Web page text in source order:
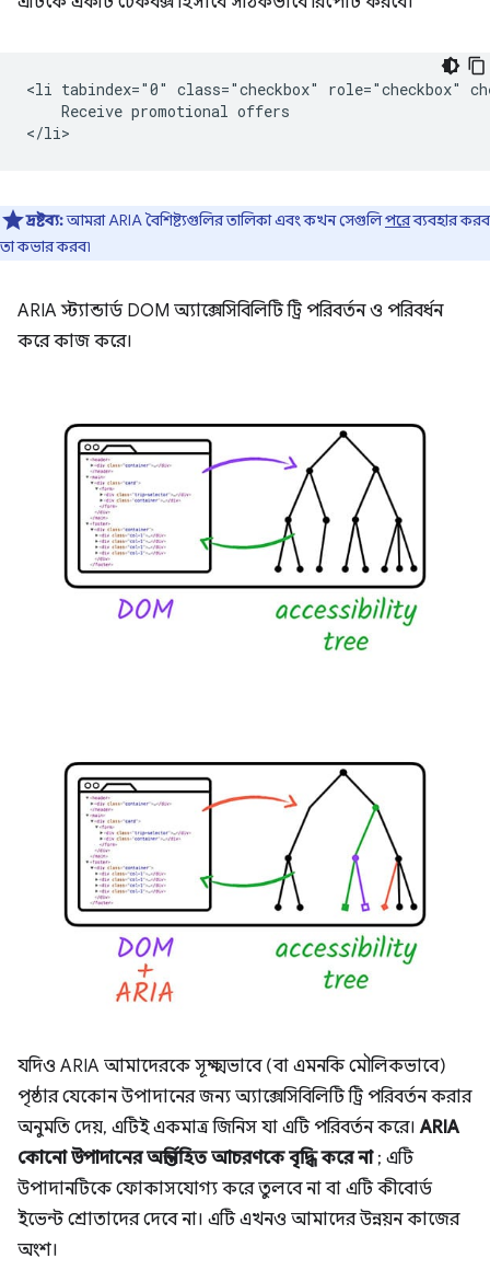
<li tabindex="0" class="checkbox" role="checkbox"
    Receive promotional offers
দ্রষ্টব্য:আমরা ARIA বৈশিষ্ট্যগুলির তালিকা এবং কখন সেগুলিপরেব্যবহার করব
তা কভার করব৷
ARIA স্ট্যান্ডার্ড DOM অ্যাক্সেসিবিলিটি ট্রি পরিবর্তন ও পরিবর্ধন
করে কাজ করে।
যদিও ARIA আমাদেরকে সূক্ষ্মভাবে (বা এমনকি মৌলিকভাবে)
পৃষ্ঠার যেকোন উপাদানের জন্য অ্যাক্সেসিবিলিটি ট্রি পরিবর্তন করার
অনুমতি দেয়, এটিই একমাত্র জিনিস যা এটি পরিবর্তন করে।ARIA
কোনো উপাদানের অন্তর্নিহিত আচরণকে বৃদ্ধি করে না; এটি
উপাদানটিকে ফোকাসযোগ্য করে তুলবে না বা এটি কীবোর্ড
ইভেন্ট শ্রোতাদের দেবে না। এটি এখনও আমাদের উন্নয়ন কাজের
অংশ।